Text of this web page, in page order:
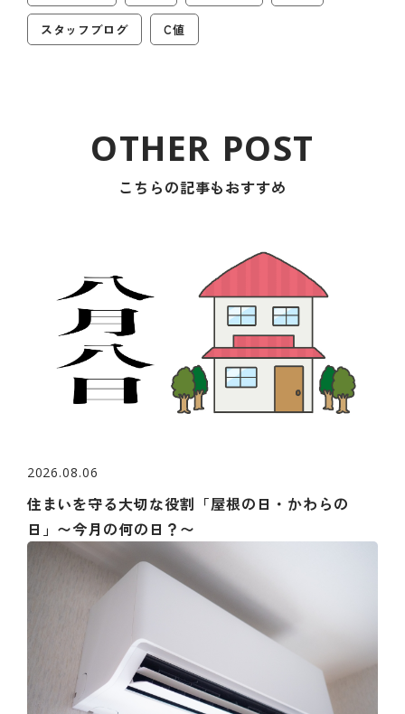
スタッフブログ C値
こちらの記事もおすすめ
2026.08.06
住まいを守る大切な役割「屋根の日・かわらの
日」〜今月の何の日？〜